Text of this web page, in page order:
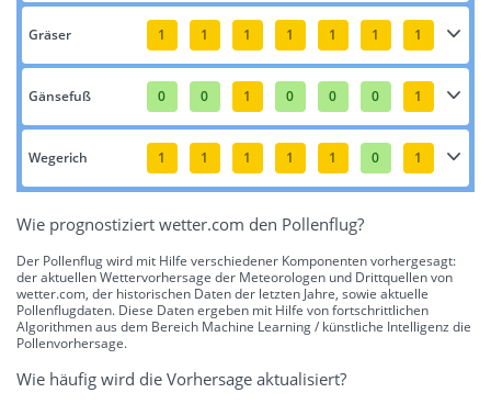
Gräser 1 1 1 1 1 1 1
Gänsefuß 0 0 1 0 0 0 1
Wegerich 1 1 1 1 1 0 1
Wie prognostiziert wetter.com den Pollenflug?
Der Pollenflug wird mit Hilfe verschiedener Komponenten vorhergesagt:
der aktuellen Wettervorhersage der Meteorologen und Drittquellen von
wetter.com, der historischen Daten der letzten Jahre, sowie aktuelle
Pollenflugdaten. Diese Daten ergeben mit Hilfe von fortschrittlichen
Algorithmen aus dem Bereich Machine Learning / künstliche Intelligenz die
Pollenvorhersage.
Wie häufig wird die Vorhersage aktualisiert?